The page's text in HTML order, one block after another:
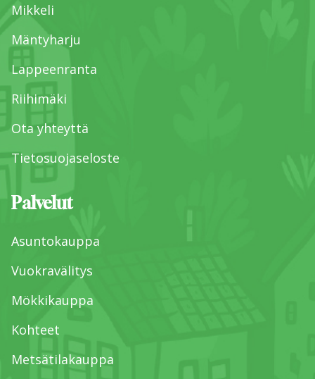
Mikkeli
Mäntyharju
Lappeenranta
Riihimäki
Ota yhteyttä
Tietosuojaseloste
Palvelut
Asuntokauppa
Vuokravälitys
Mökkikauppa
Kohteet
Metsätilakauppa